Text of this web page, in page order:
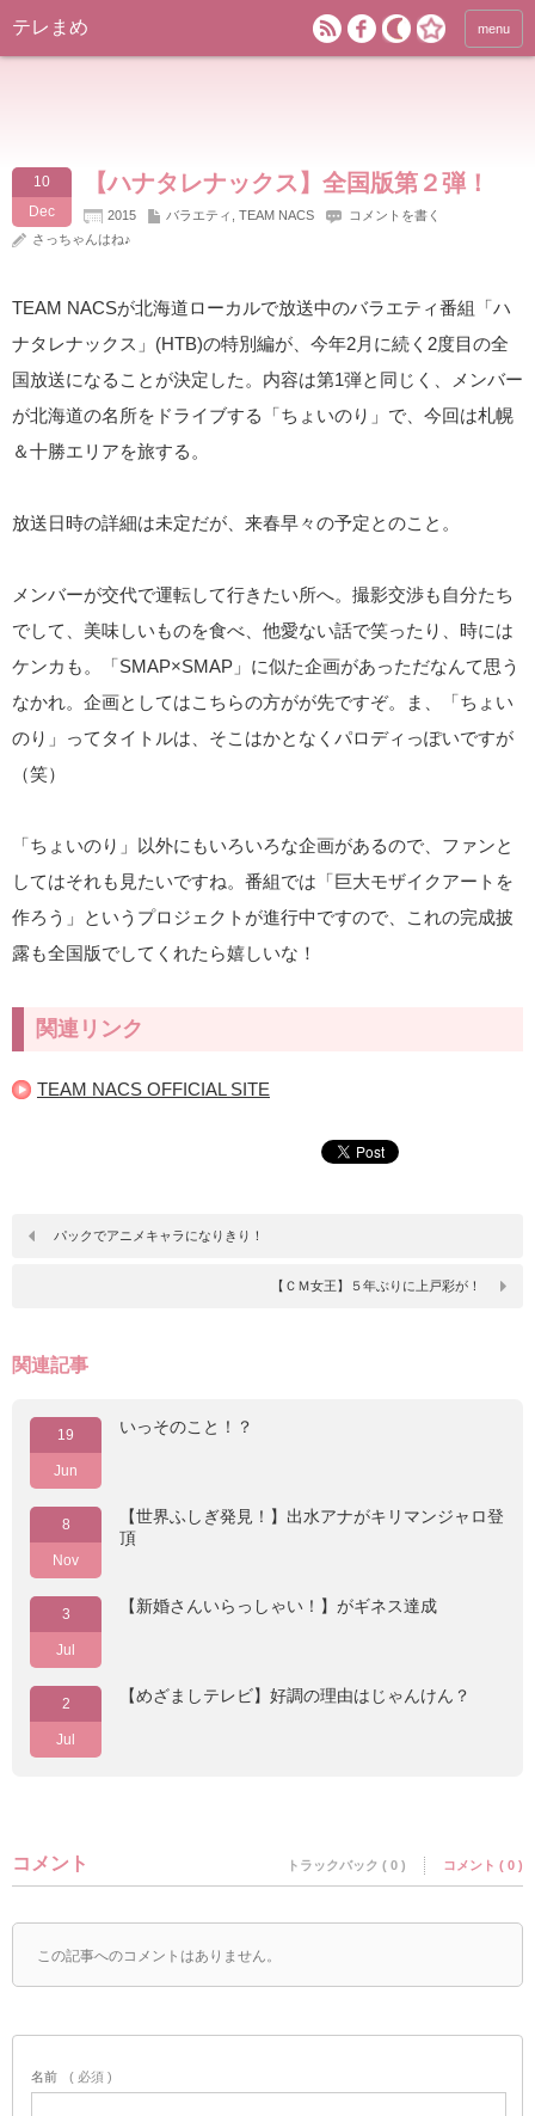
テレまめ menu
10
Dec
【ハナタレナックス】全国版第２弾！
2015 バラエティ TEAM NACS
コメントを書く
さっちゃんはね♪
TEAM NACSが北海道ローカルで放送中のバラエティ番組「ハ
ナタレナックス」(HTB)の特別編が、今年2月に続く2度目の全
国放送になることが決定した。内容は第1弾と同じく、メンバー
が北海道の名所をドライブする「ちょいのり」で、今回は札幌
＆十勝エリアを旅する。
放送日時の詳細は未定だが、来春早々の予定とのこと。
メンバーが交代で運転して行きたい所へ。撮影交渉も自分たち
でして、美味しいものを食べ、他愛ない話で笑ったり、時には
ケンカも。「SMAP×SMAP」に似た企画があっただなんて思う
なかれ。企画としてはこちらの方がが先ですぞ。ま、「ちょい
のり」ってタイトルは、そこはかとなくパロディっぽいですが
（笑）
「ちょいのり」以外にもいろいろな企画があるので、ファンと
してはそれも見たいですね。番組では「巨大モザイクアートを
作ろう」というプロジェクトが進行中ですので、これの完成披
露も全国版でしてくれたら嬉しいな！
関連リンク
TEAM NACS OFFICIAL SITE
パックでアニメキャラになりきり！
【ＣＭ女王】５年ぶりに上戸彩が！
関連記事
19
Jun
いっそのこと！？
8
Nov
【世界ふしぎ発見！】出水アナがキリマンジャロ登
頂
3
Jul
【新婚さんいらっしゃい！】がギネス達成
2
Jul
【めざましテレビ】好調の理由はじゃんけん？
コメント トラックバック ( 0 ) コメント ( 0 )
この記事へのコメントはありません。
名前 ( 必須 )